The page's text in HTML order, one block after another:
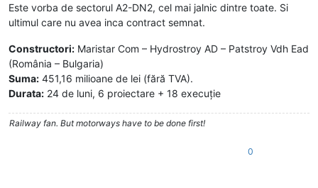
Este vorba de sectorul A2-DN2, cel mai jalnic dintre toate. Si
ultimul care nu avea inca contract semnat.
Constructori: Maristar Com – Hydrostroy AD – Patstroy Vdh Ead
(România – Bulgaria)
Suma: 451,16 milioane de lei (fără TVA).
Durata: 24 de luni, 6 proiectare + 18 execuție
Railway fan. But motorways have to be done first!
0